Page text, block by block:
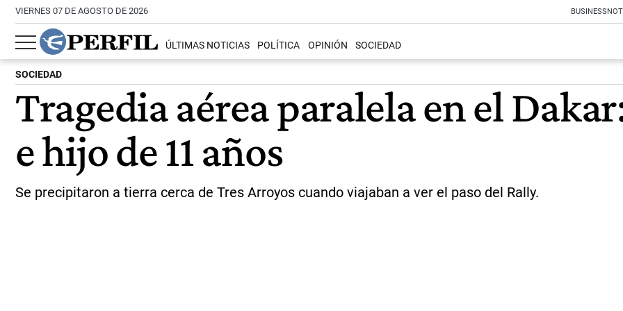
VIERNES 07 DE AGOSTO DE 2026 BUSINESS
ÚLTIMAS NOTICIAS POLÍTICA OPINIÓN SOCIEDAD
SOCIEDAD
Tragedia aérea paralela en el
e hijo de 11 años
Se precipitaron a tierra cerca de Tres Arroyos cuando viajaban a ver el paso del Rally.